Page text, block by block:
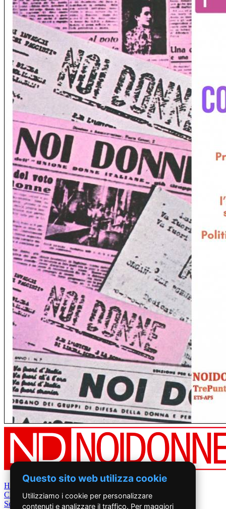
Home
Chi Siamo
Settimanale
Questo sito web utilizza cookie
Utilizziamo i cookie per personalizzare
contenuti e analizzare il traffico. Per maggiori